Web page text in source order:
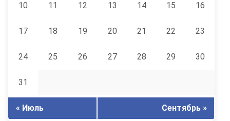
10 11 12 13 14 15 16
17 18 19 20 21 22 23
24 25 26 27 28 29 30
31
« Июль Сентябрь »